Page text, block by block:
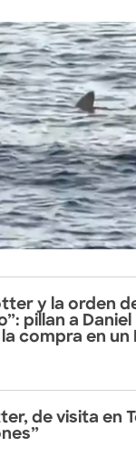
y la orden
pillan a
compra en un
de visita en